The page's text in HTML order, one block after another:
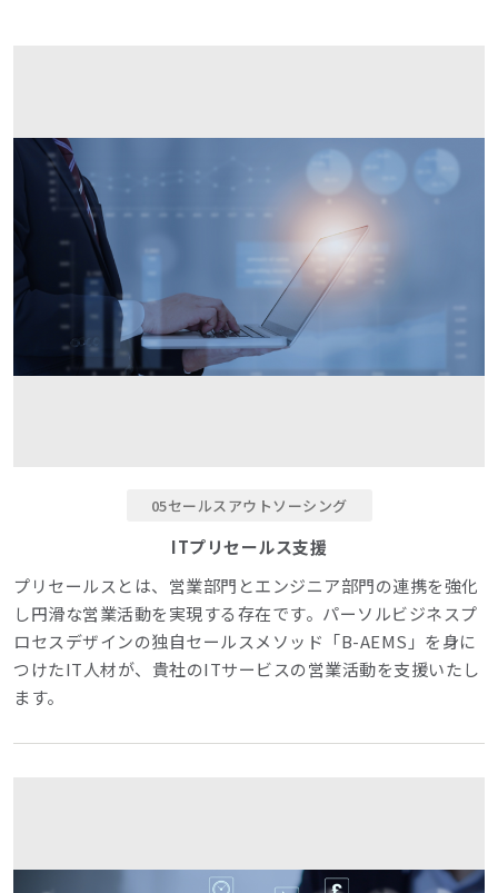
05セールスアウトソーシング
ITプリセールス支援
プリセールスとは、営業部門とエンジニア部門の連携を強化
し円滑な営業活動を実現する存在です。パーソルビジネスプ
ロセスデザインの独自セールスメソッド「B-AEMS」を身に
つけたIT人材が、貴社のITサービスの営業活動を支援いたし
ます。